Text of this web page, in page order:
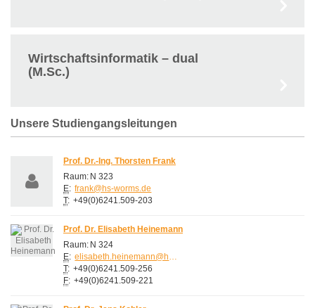
Wirtschaftsinformatik – dual
(M.Sc.)
Unsere Studiengangsleitungen
Prof. Dr.-Ing. Thorsten Frank
Raum: N 323
E: frank@hs-worms.de
T: +49(0)6241.509-203
Prof. Dr. Elisabeth Heinemann
Raum: N 324
E:
elisabeth.heinemann@hs-worms.de
T: +49(0)6241.509-256
F: +49(0)6241.509-221